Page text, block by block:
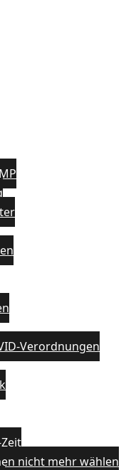
Verordnungen
nicht mehr wählen